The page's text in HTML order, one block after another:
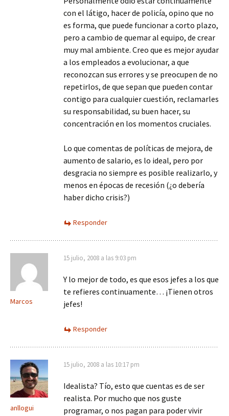
con el látigo, hacer de policía, opino que no
es forma, que puede funcionar a corto plazo,
pero a cambio de quemar al equipo, de crear
muy mal ambiente. Creo que es mejor ayudar
a los empleados a evolucionar, a que
reconozcan sus errores y se preocupen de no
repetirlos, de que sepan que pueden contar
contigo para cualquier cuestión, reclamarles
su responsabilidad, su buen hacer, su
concentración en los momentos cruciales.
Lo que comentas de políticas de mejora, de
aumento de salario, es lo ideal, pero por
desgracia no siempre es posible realizarlo, y
menos en épocas de recesión (¿o debería
haber dicho crisis?)
Responder
Marcos
15 julio, 2008 a las 9:03 pm
Y lo mejor de todo, es que esos jefes a los que
te refieres continuamente… ¡Tienen otros
jefes!
Responder
anllogui
15 julio, 2008 a las 10:17 pm
Idealista? Tío, esto que cuentas es de ser
realista. Por mucho que nos guste
programar, o nos pagan para poder vivir